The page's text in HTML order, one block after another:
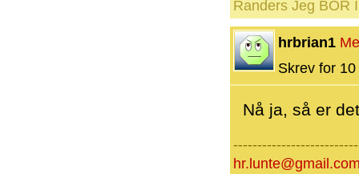
Randers Jeg BOR
hrbrian1
Skrev for
Nå ja, så er